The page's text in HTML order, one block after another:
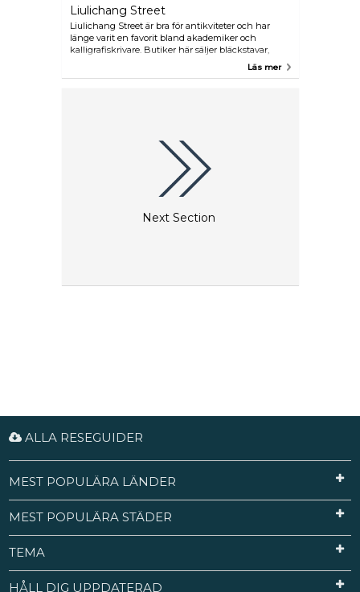
Liulichang Street
Liulichang Street är bra för antikviteter och har
länge varit en favorit bland akademiker och
kalligrafiskrivare. Butiker här säljer bläckstavar,
bläckpasta och andra kulturella varor samtLäs mer
Next Section
ALLA RESEGUIDER
MEST POPULÄRA LÄNDER
MEST POPULÄRA STÄDER
TEMA
HÅLL DIG UPPDATERAD